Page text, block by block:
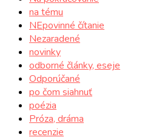
na tému
NEpovinné čítanie
Nezaradené
novinky
odborné články, eseje
Odporúčané
po čom siahnuť
poézia
Próza, dráma
recenzie